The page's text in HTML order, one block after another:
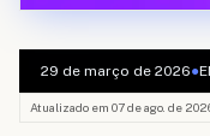
29 de março de 2026●
Atualizado em 07 de ago. de